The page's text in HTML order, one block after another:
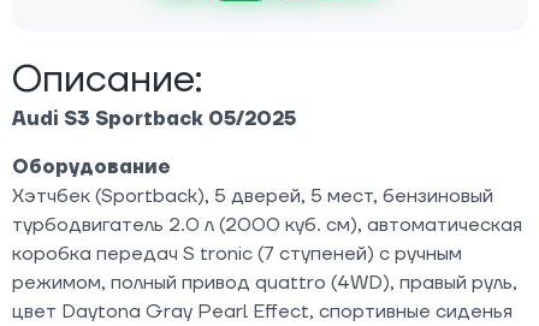
Описание:
Audi S3 Sportback 05/2025
Оборудование
Хэтчбек (Sportback), 5 дверей, 5 мест, бензиновый
турбодвигатель 2.0 л (2000 куб. см), автоматическая
коробка передач S tronic (7 ступеней) с ручным
режимом, полный привод quattro (4WD), правый руль,
цвет Daytona Gray Pearl Effect, спортивные сиденья